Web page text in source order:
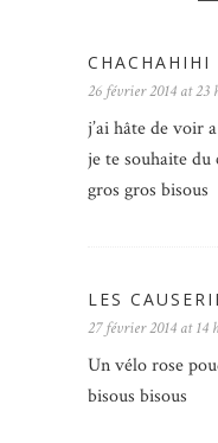
CHACHAHIHI
26 février 2014 at 23
j’ai hâte de voir
je te souhaite du
gros gros bisous
LES
27 février 2014 at 14
Un vélo rose
bisous bisous